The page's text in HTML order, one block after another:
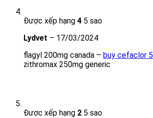
Được xếp hạng 4 5 sao
Lydvet – 17/03/2024
flagyl 200mg canada – buy cefaclor
zithromax 250mg generic
Được xếp hạng 2 5 sao